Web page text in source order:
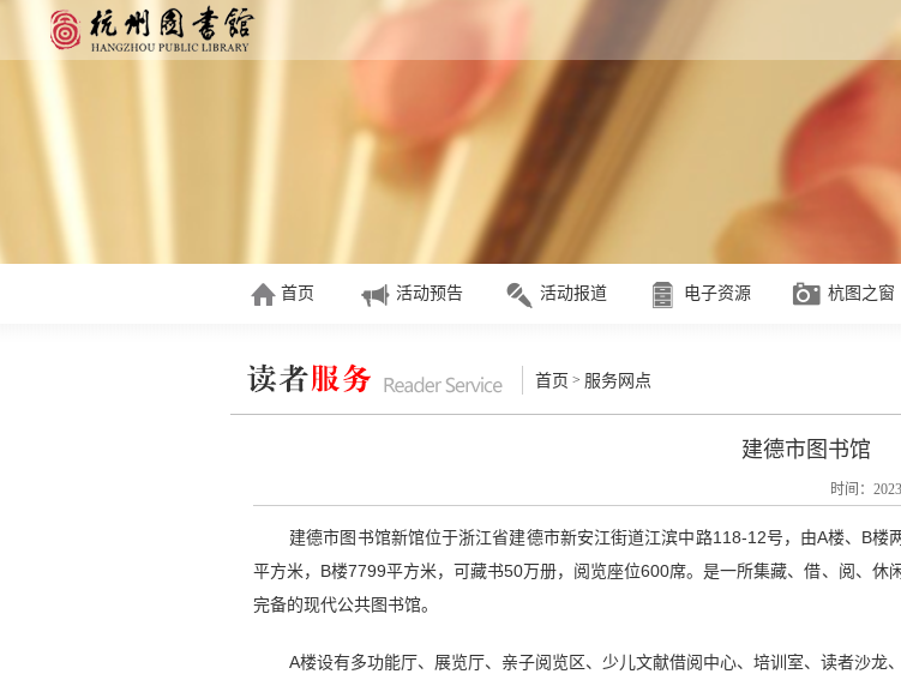
首页 活动预告 活动报道 电子资源 杭图之窗
首页 > 服务网点
建德市图书馆
时间：
建德市图书馆新馆位于浙江省建德市新安江街道江滨中路118-12号，由A楼、B
平方米，B楼7799平方米，可藏书50万册，阅览座位600席。是一所集藏、借、阅、
完备的现代公共图书馆。
A楼设有多功能厅、展览厅、亲子阅览区、少儿文献借阅中心、培训室、读者沙龙